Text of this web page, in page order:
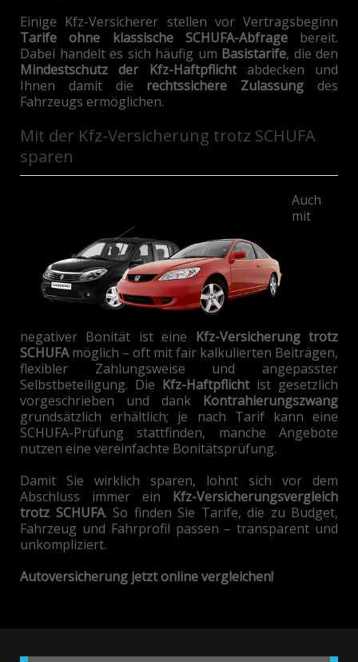
Einige Kfz-Versicherer stellen vor Vertragsbeginn
Tarife ohne klassische SCHUFA-Abfragebereit.
Dabei handelt es sich häufig um Basistarife, die den
Mindestschutz der Kfz-Haftpflichtabdecken und
Ihnen damit die rechtssichere Zulassung des
Fahrzeugs ermöglichen.
Mit der Kfz-Versicherung trotz SCHUFA
sparen
Auch
mit
negativer Bonität ist eine Kfz-Versicherung trotz
SCHUFAmöglich – oft mit fair kalkulierten Beiträgen,
flexibler Zahlungsweise und angepasster
Selbstbeteiligung. Die Kfz-Haftpflichtist gesetzlich
vorgeschrieben und dank Kontrahierungszwang
grundsätzlich erhältlich; je nach Tarif kann eine
SCHUFA-Prüfung stattfinden, manche Angebote
nutzen eine vereinfachte Bonitätsprüfung.
Damit Sie wirklich sparen, lohnt sich vor dem
Abschluss immer ein Kfz-Versicherungsvergleich
trotz SCHUFA. So finden Sie Tarife, die zu Budget,
Fahrzeug und Fahrprofil passen – transparent und
unkompliziert.
Autoversicherung jetzt online vergleichen!